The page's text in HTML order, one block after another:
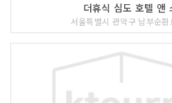
더휴식 심도 호텔 앤
서울특별시 관악구 남부순